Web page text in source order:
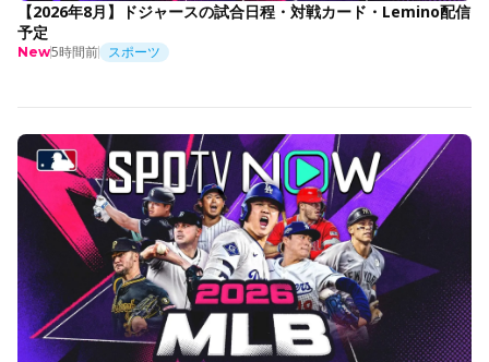
【2026年8月】ドジャースの試合日程・対戦カード・Lemino配信
予定
New5時間前 スポーツ